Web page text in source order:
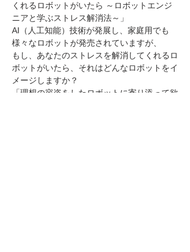
くれるロボットがいたら ～ロボットエンジ
ニアと学ぶストレス解消法～」
AI（人工知能）技術が発展し、家庭用でも
様々なロボットが発売されていますが、
もし、あなたのストレスを解消してくれるロ
ボットがいたら、それはどんなロボットをイ
「理想の容姿をしたロボットに寄り添って欲